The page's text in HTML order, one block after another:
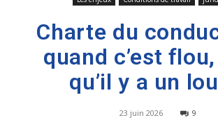
Charte du
quand c’est flou,
qu’il y a un
23 juin 2026 9